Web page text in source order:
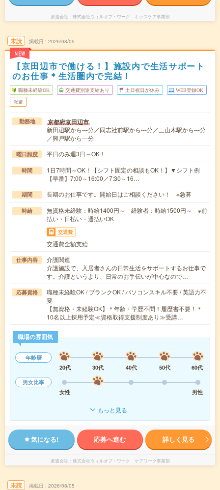
派遣会社 株式会社ウィルオブ・ワーク キッズケア事業部
未読
NEW
掲載日 2026/08/05
【京田辺市で働ける！】施設内で生活サポート
のお仕事＊生活圏内で完結！
職種未経験OK 交通費別途支給あり 土日祝日が休み WEB登録OK
派遣
勤務地 京都府京田辺市
新田辺駅から---分／同志社前駅から---分／三山木駅から---分
／興戸駅から---分
曜日頻度 平日のみ週3日～OK！
時間
1日7時間～OK！【シフト固定の相談もOK！】▼シフト例
【早番】7:00～16:00／7:30～16…
期間 長期のお仕事です。開始日はご相談ください！ ※急募
時給
無資格未経験：時給1400円～ 経験者：時給1500円～ ※前
払い・日払い・週払いOK
交通費
交通費全額支給
仕事内容
介護関連
介護施設で、入居者さんの日常生活をサポートするお仕事で
す。介護というより、日常のお手伝いが中心なので…
応募資格
職種未経験OK / ブランクOK / パソコンスキル不要 / 英語力不
要
【無資格・未経験OK】＊年齢・学歴不問！履歴書不要！＊
10名以上採用予定≪資格取得支援制度あり≫受講…
職場の雰囲気
年齢層
20代
30代 40代 50代
60代
男女比率
女性
男性
もっと見る
気になる! 応募へ進む 詳しく見る
派遣会社 株式会社ウィルオブ・ワーク ケアワーク事業部
未読 掲載日 2026/08/05